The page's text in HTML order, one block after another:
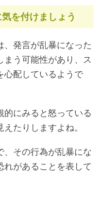
を付けましょう
、発言が乱暴になった
まう可能性があり、ス
心配しているようで
的にみると怒っている
たりしますよね。
、その行為が乱暴にな
れがあることを表して